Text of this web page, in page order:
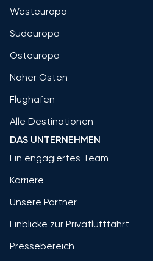
Westeuropa
Südeuropa
Osteuropa
Naher Osten
Flughäfen
Alle Destinationen
DAS UNTERNEHMEN
Ein engagiertes Team
Karriere
Unsere Partner
Einblicke zur Privatluftfahrt
Pressebereich